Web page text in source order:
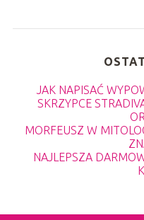
JAK NAPISAĆ
SKRZYPCE
MORFEUSZ W
NAJLEPSZA